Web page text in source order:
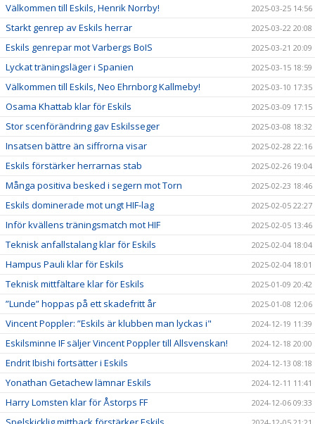
Välkommen till Eskils, Henrik Norrby! 2025-03-25 14:56
Starkt genrep av Eskils herrar 2025-03-22 20:08
Eskils genrepar mot Varbergs BoIS 2025-03-21 20:09
Lyckat träningsläger i Spanien 2025-03-15 18:59
Välkommen till Eskils, Neo Ehrnborg Kallmeby! 2025-03-10 17:35
Osama Khattab klar för Eskils 2025-03-09 17:15
Stor scenförändring gav Eskilsseger 2025-03-08 18:32
Insatsen bättre än siffrorna visar 2025-02-28 22:16
Eskils förstärker herrarnas stab 2025-02-26 19:04
Många positiva besked i segern mot Torn 2025-02-23 18:46
Eskils dominerade mot ungt HIF-lag 2025-02-05 22:27
Inför kvällens träningsmatch mot HIF 2025-02-05 13:46
Teknisk anfallstalang klar för Eskils 2025-02-04 18:04
Hampus Pauli klar för Eskils 2025-02-04 18:01
Teknisk mittfältare klar för Eskils 2025-01-09 20:42
”Lunde” hoppas på ett skadefritt år 2025-01-08 12:06
Vincent Poppler: ”Eskils är klubben man lyckas i" 2024-12-19 11:39
Eskilsminne IF säljer Vincent Poppler till Allsvenskan! 2024-12-18 20:00
Endrit Ibishi fortsätter i Eskils 2024-12-13 08:18
Yonathan Getachew lämnar Eskils 2024-12-11 11:41
Harry Lomsten klar för Åstorps FF 2024-12-06 09:33